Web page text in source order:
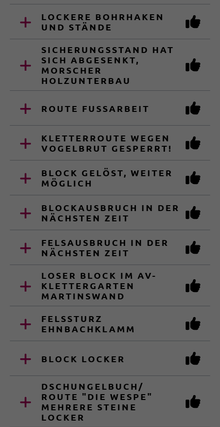
LOCKERE BOHRHAKEN
UND STÄNDE
SICHERUNGSSTAND HAT
SICH ABGESENKT,
MORSCHER
HOLZUNTERBAU
ROUTE FUSSARBEIT
KLETTERROUTE WEGEN
VOGELBRUT GESPERRT!
BLOCK GELÖST, WEITER
MÖGLICH
BLOCKAUSBRUCH IN DER
NÄCHSTEN ZEIT
FELSAUSBRUCH IN DER
NÄCHSTEN ZEIT
LOSER BLOCK IM AV-
KLETTERGARTEN
MARTINSWAND
FELSSTURZ
EHNBACHKLAMM
BLOCK LOCKER
DSCHUNGELBUCH/
ROUTE "DIE WESPE"
MEHRERE STEINE
LOCKER